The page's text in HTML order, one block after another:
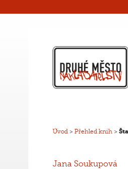
Úvod > Přehled knih >
Jana Soukupová